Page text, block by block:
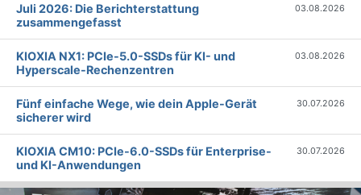
Juli 2026: Die Bericht­erstattung
zusammengefasst
03.08.2026
KIOXIA NX1: PCIe-5.0-SSDs für KI- und
Hyperscale-Rechenzentren
03.08.2026
Fünf einfache Wege, wie dein Apple-Gerät
sicherer wird
30.07.2026
KIOXIA CM10: PCIe-6.0-SSDs für Enterprise-
und KI-Anwendungen
30.07.2026